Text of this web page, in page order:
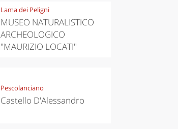
Lama dei Peligni
MUSEO NATURALISTICO
ARCHEOLOGICO
"MAURIZIO LOCATI"
Pescolanciano
Castello D'Alessandro